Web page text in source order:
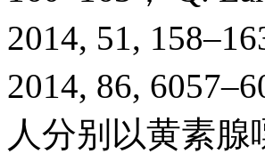
2014, 51,
2014, 86,
人分别以黄素